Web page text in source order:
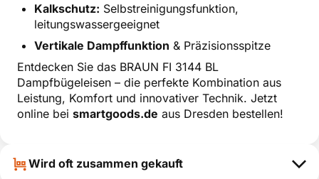
Kalkschutz: Selbstreinigungsfunktion,
leitungswassergeeignet
Vertikale Dampffunktion & Präzisionsspitze
Entdecken Sie das BRAUN FI 3144 BL
Dampfbügeleisen – die perfekte Kombination aus
Leistung, Komfort und innovativer Technik. Jetzt
online bei smartgoods.de aus Dresden bestellen!
Wird oft zusammen gekauft